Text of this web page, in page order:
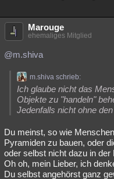
Marouge
ehemaliges Mitglied
@m.shiva
m.shiva schrieb:
Ich glaube nicht das
Objekte zu "handeln"
Jedenfalls nicht ohne
Du meinst, so wie
Pyramiden zu bauen, oder
oder selbst nicht dazu in
Oh oh, mein Lieber, ich
Du selbst angehörst ganz